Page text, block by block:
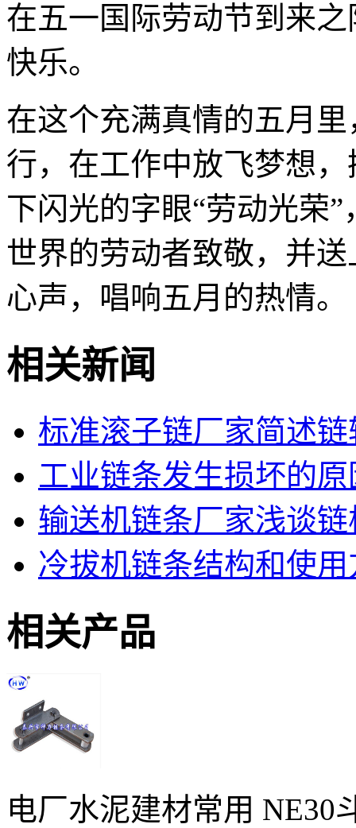
在五一国际劳动节到来
快乐。
在这个充满真情的五月
行，在工作中放飞梦想
下闪光的字眼“劳动光荣
世界的劳动者致敬，并
心声，唱响五月的热情。
相关新闻
标准滚子链厂家简述
工业链条发生损坏的原
输送机链条厂家浅谈
冷拔机链条结构和使用
相关产品
电厂水泥建材常用 NE30